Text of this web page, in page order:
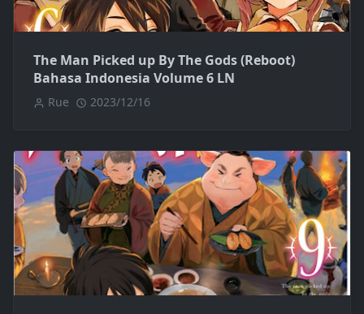
The Man Picked up By The Gods (Reboot)
Bahasa Indonesia Volume 6 LN
Rue 2023/12/16